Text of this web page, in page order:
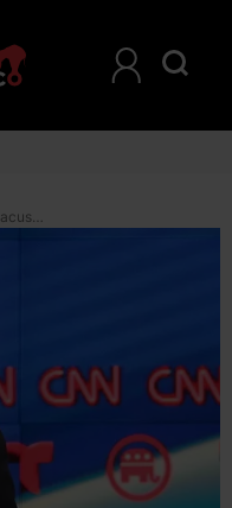
Senador republicano Marco Rubio acusa a AMLO de “entregar” territorios a cárteles y “apología” de dictadores